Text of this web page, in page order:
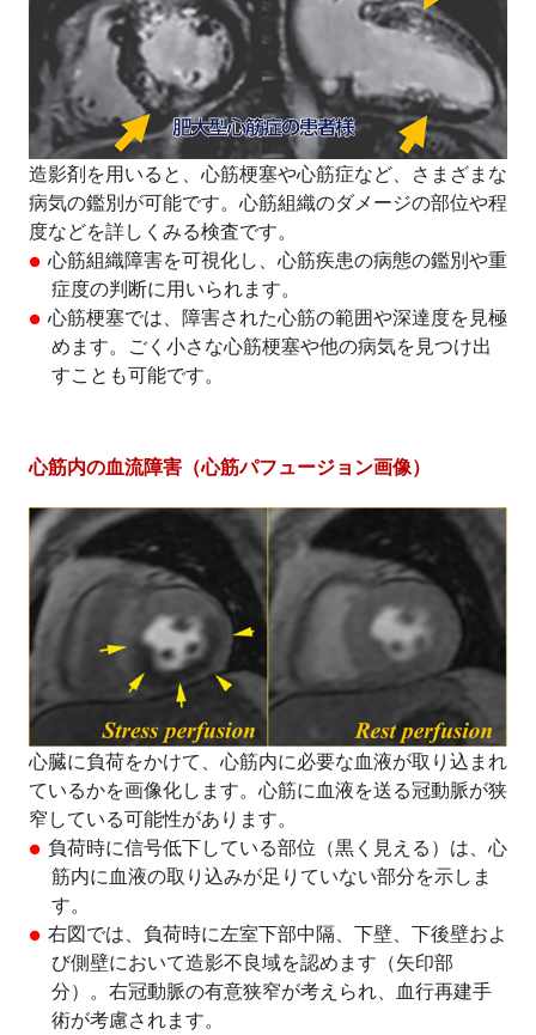
造影剤を用いると、心筋梗塞や心筋症など、さまざまな
病気の鑑別が可能です。心筋組織のダメージの部位や程
度などを詳しくみる検査です。
心筋組織障害を可視化し、心筋疾患の病態の鑑別や重
症度の判断に用いられます。
心筋梗塞では、障害された心筋の範囲や深達度を見極
めます。ごく小さな心筋梗塞や他の病気を見つけ出
すことも可能です。
心筋内の血流障害（心筋パフュージョン画像）
心臓に負荷をかけて、心筋内に必要な血液が取り込まれ
ているかを画像化します。心筋に血液を送る冠動脈が狭
窄している可能性があります。
負荷時に信号低下している部位（黒く見える）は、心
筋内に血液の取り込みが足りていない部分を示しま
す。
右図では、負荷時に左室下部中隔、下壁、下後壁およ
び側壁において造影不良域を認めます（矢印部
分）。右冠動脈の有意狭窄が考えられ、血行再建手
術が考慮されます。